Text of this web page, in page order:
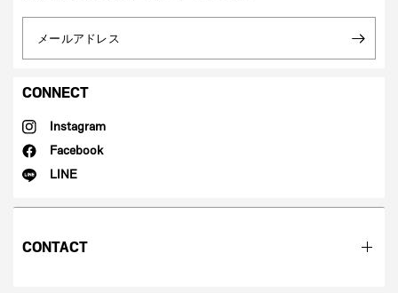
メールアドレス
CONNECT
Instagram
Facebook
LINE
CONTACT